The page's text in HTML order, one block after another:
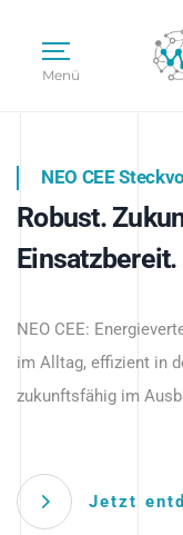
Menü
NEO CEE
Robust.
Einsatzbereit.
NEO CEE:
im Alltag, effizient in
zukunftsfähig im
Jetzt
Intelligenz
Anwendungen –
zukunftsfähig.